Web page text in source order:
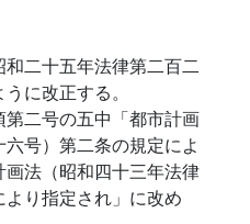
和二十五年法律第二百二
に改正する。
二号の五中「都市計画
号）第二条の規定によ
法（昭和四十三年法律
り指定され」に改め